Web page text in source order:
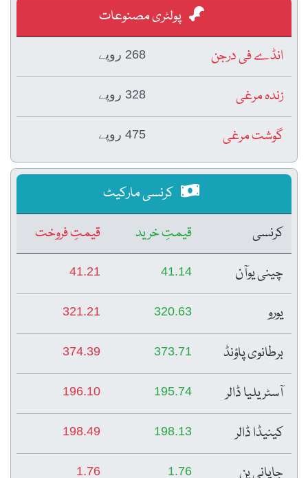
پولٹری مصنوعات
انڈے فی درجن
268 روپے
زندہ مرغی 328 روپے
گوشت مرغی 475 روپے
کرنسی مارکیٹ
کرنسی
قیمتِ خرید
قیمتِ فروخت
چینی یوآن
41.14
41.21
یورو 320.63
321.21
برطانوی پاؤنڈ 373.71
374.39
آسٹریلیا ڈالر 195.74
196.10
کینیڈا ڈالر 198.13
198.49
جاپانی ین 1.76
1.76